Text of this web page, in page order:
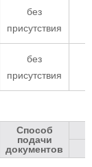
без
присутствия
без
присутствия
Способ
подачи
документов